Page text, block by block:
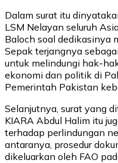
Dalam surat itu
LSM Nelayan seluruh
Baloch soal dedikasinya
Sepak terjangnya
untuk melindungi hak-
ekonomi dan politik di
Pemerintah Pakistan
Selanjutnya, surat yang
KIARA Abdul Halim itu
terhadap perlindungan
antaranya, prosedur
dikeluarkan oleh FAO